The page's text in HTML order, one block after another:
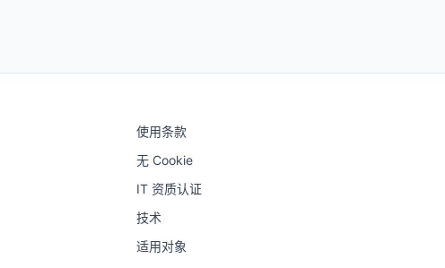
使用条款
无 Cookie
IT 资质认证
技术
适用对象